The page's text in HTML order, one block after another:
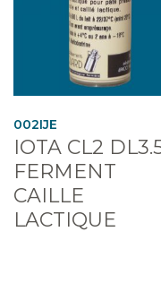
002IJE
IOTA CL2
FERMENT
CAILLE
LACTIQUE